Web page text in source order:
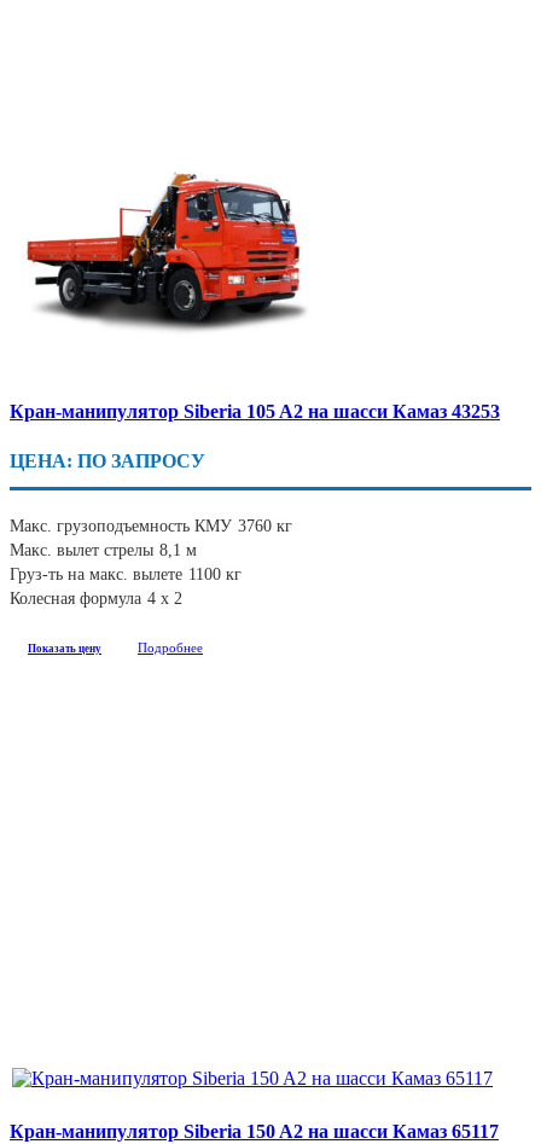
Кран-манипулятор Siberia 105 A2 на шасси Камаз 43253
ЦЕНА: ПО ЗАПРОСУ
Макс. грузоподъемность КМУ 3760 кг
Макс. вылет стрелы 8,1 м
Груз-ть на макс. вылете 1100 кг
Колесная формула 4 х 2
Показать цену Подробнее
Кран-манипулятор Siberia 150 A2 на шасси Камаз 65117